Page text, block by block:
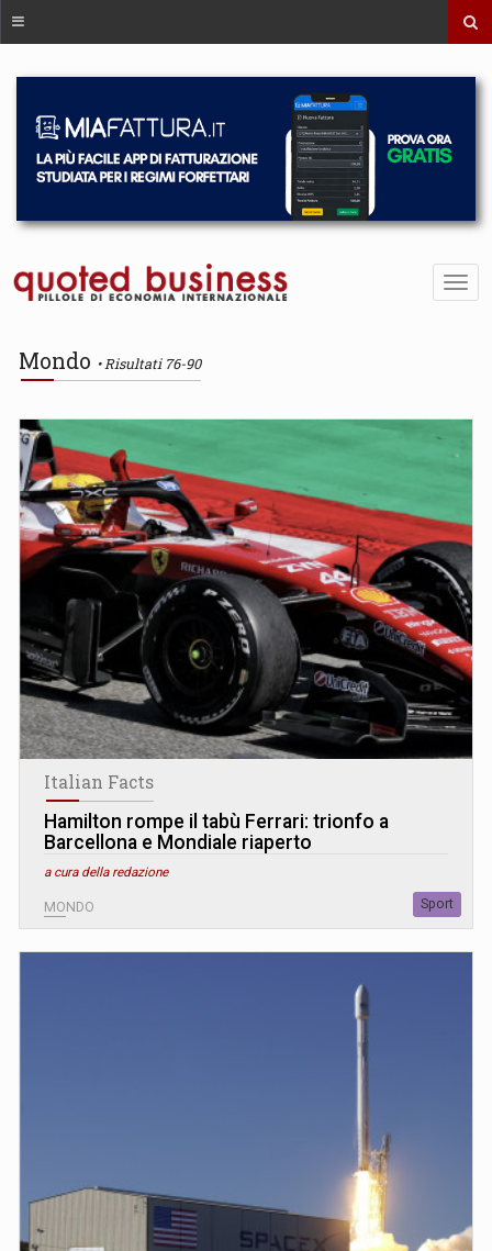
Mondo Risultati 76-90
Italian Facts
Hamilton rompe il tabù Ferrari: trionfo a
Barcellona e Mondiale riaperto
a cura della redazione
MONDO Sport